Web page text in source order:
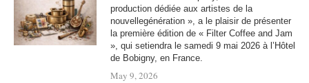
production dédiée aux artistes de la
nouvellegénération », a le plaisir de présenter
la première édition de « Filter Coffee and Jam
», qui setiendra le samedi 9 mai 2026 à l’Hôtel
de Bobigny, en France.
May 9, 2026